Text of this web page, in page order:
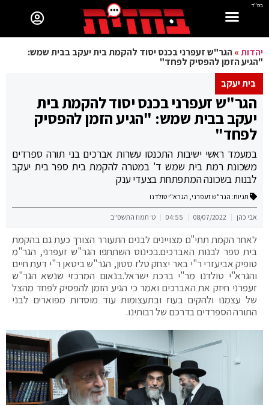
בס"ד
יהדות»הגר"ש זעפרני בכנס יסוד להקמת בית יעקב בבית שמש:
"הגיע הזמן להפסיק לפחד"
בית יעקב
הגר"ש זעפרני בכנס יסוד להקמת בית
יעקב בבית שמש: "הגיע הזמן להפסיק
לפחד"
במעמד ראשי ישיבות התכנסו עשרות אברכים בני תורה ספרדים
משכונת רמת בית שמש ד' במטרה להקמת בית ספר בית יעקב
לבנות בשכונה המתפתחת בצעדי ענק
תגיות: הגר"ש זעפרני, הגרא"י טולדנו
אבי כהן 08/07/2022
04:55 ט' תמוז התשפ"ב
לאחר הקמת תתי"ם מצויינים לבנים התעורר הצורך כעת גם בהקמת
בית ספר לבנות האברכים.בכינוס השתתפו הגר"ש זעפרני, הגר"מ
טופיק אביעזרי ר"י באר יצחק טלז סטון, הגר"ש ביטאן ר"י דעת חיים
והגרא"י טולדנו מר"י ברכת ישראל.בנאום המרכזי שנשא הגר"ש
זעפרני חיזק את האברכים ואמר כי הגיע הזמן להפסיק לפחד מהצל
של עצמנו ולהקים בעוז ובתעצומות עוד מוסדות מפוארים לבני
התורה הספרדים בדרכם של רבותינו.